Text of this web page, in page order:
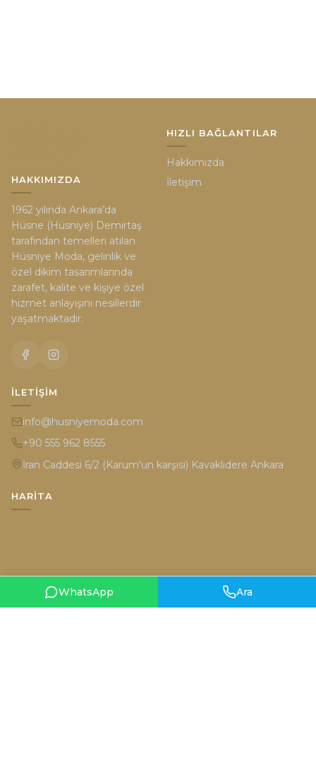
HAKKIMIZDA
1962 yılında Ankara’da
Hüsne (Hüsniye) Demirtaş
tarafından temelleri atılan
Hüsniye Moda, gelinlik ve
özel dikim tasarımlarında
zarafet, kalite ve kişiye özel
hizmet anlayışını nesillerdir
yaşatmaktadır.
HIZLI BAĞLANTILAR
Hakkımızda
İletişim
İLETIŞIM
info@husniyemoda.com
+90 555 962 8555
İran Caddesi 6/2 (Karum'un karşısı) Kavaklıdere Ankara
HARITA